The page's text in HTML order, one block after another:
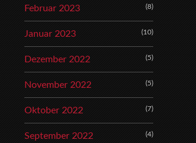
Februar 2023 (8)
Januar 2023 (10)
Dezember 2022 (5)
November 2022 (5)
Oktober 2022 (7)
September 2022 (4)